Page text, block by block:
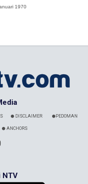
1970
DISCLAIMER PEDOMAN
ANCHORS
NTV